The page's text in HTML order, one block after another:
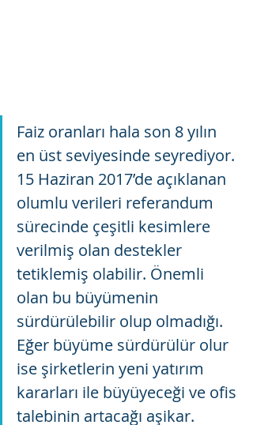
Faiz oranları hala son 8 yılın
en üst seviyesinde seyrediyor.
15 Haziran 2017’de açıklanan
olumlu verileri referandum
sürecinde çeşitli kesimlere
verilmiş olan destekler
tetiklemiş olabilir. Önemli
olan bu büyümenin
sürdürülebilir olup olmadığı.
Eğer büyüme sürdürülür olur
ise şirketlerin yeni yatırım
kararları ile büyüyeceği ve ofis
talebinin artacağı aşikar.